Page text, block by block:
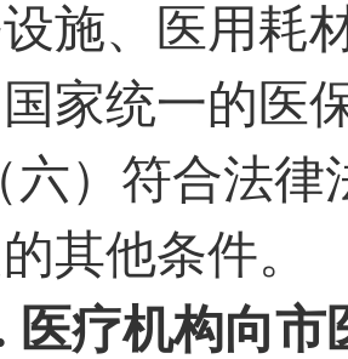
施、医用耗
家统一的医
）符合法律
其他条件。
医疗机构向